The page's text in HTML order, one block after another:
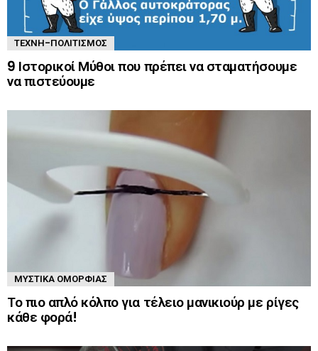
ΤΈΧΝΗ-ΠΟΛΙΤΙΣΜΌΣ
9 Ιστορικοί Μύθοι που πρέπει να σταματήσουμε
να πιστεύουμε
ΜΥΣΤΙΚΆ ΟΜΟΡΦΙΆΣ
Το πιο απλό κόλπο για τέλειο μανικιούρ με ρίγες
κάθε φορά!